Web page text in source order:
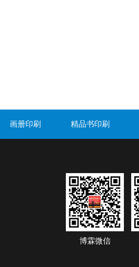
画册印刷 精品书印刷
博霖微信